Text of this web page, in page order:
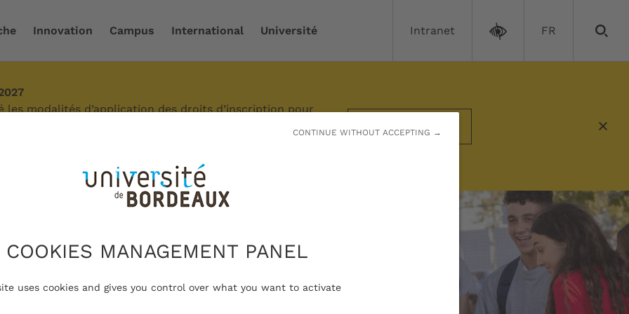
COOKIES MANAGEMENT PANEL
uses cookies and gives you control over what you want to activate
CONTINUE WITHOUT ACCEPTING →
Innovation Campus International Université Intranet FR
les modalités d’application des droits d’inscription pour
En fonction de votre situation, des droits
s'appliquer. Des exonérations sont possibles sous
et inscriptions
-
de candidature
année de